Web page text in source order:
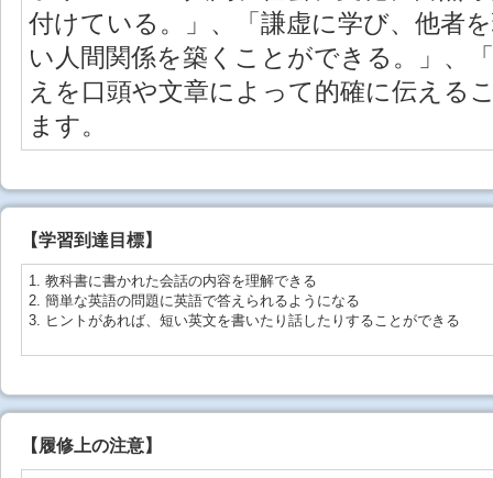
付けている。」、「謙虚に学び、他者
い人間関係を築くことができる。」、
えを口頭や文章によって的確に伝える
ます。
【学習到達目標】
1. 教科書に書かれた会話の内容を理解できる
2. 簡単な英語の問題に英語で答えられるようになる
3. ヒントがあれば、短い英文を書いたり話したりすることができる
【 履修上の注意】